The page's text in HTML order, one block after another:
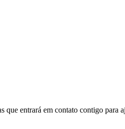
entrará em contato contigo para